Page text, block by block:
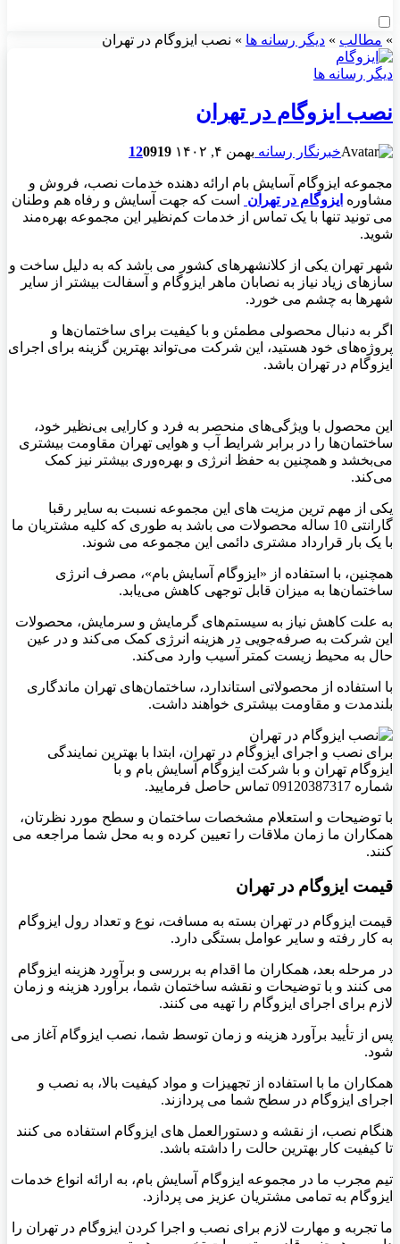
» مطالب » دیگر رسانه ها » نصب ایزوگام در تهران
دیگر رسانه ها
نصب ایزوگام در تهران
خبرنگار رسانه بهمن ۴, ۱۴۰۲ 120919
مجموعه ایزوگام آسایش بام ارائه دهنده خدمات نصب، فروش و
مشاوره ایزوگام در تهران
است که جهت آسایش و رفاه هم وطنان
می تونید تنها با یک تماس از خدمات کم‌نظیر این مجموعه بهره‌مند
شوید.
شهر تهران یکی از کلانشهرهای کشور می باشد که به دلیل ساخت و
سازهای زیاد نیاز به نصابان ماهر ایزوگام و آسفالت بیشتر از سایر
شهرها به چشم می خورد.
اگر به دنبال محصولی مطمئن و با کیفیت برای ساختمان‌ها و
پروژه‌های خود هستید، این شرکت می‌تواند بهترین گزینه برای اجرای
ایزوگام در تهران باشد.
این محصول با ویژگی‌های منحصر به فرد و کارایی بی‌نظیر خود،
ساختمان‌ها را در برابر شرایط آب و هوایی تهران مقاومت بیشتری
می‌بخشد و همچنین به حفظ انرژی و بهره‌وری بیشتر نیز کمک
می‌کند.
یکی از مهم ترین مزیت های این مجموعه نسبت به سایر رقبا
گارانتی 10 ساله محصولات می باشد به طوری که کلیه مشتریان ما
با یک بار قرارداد مشتری دائمی این مجموعه می شوند.
همچنین، با استفاده از «ایزوگام آسایش بام»، مصرف انرژی
ساختمان‌ها به میزان قابل توجهی کاهش می‌یابد.
به علت کاهش نیاز به سیستم‌های گرمایش و سرمایش، محصولات
این شرکت به صرفه‌جویی در هزینه انرژی کمک می‌کند و در عین
حال به محیط زیست کمتر آسیب وارد می‌کند.
با استفاده از محصولاتی استاندارد، ساختمان‌های تهران ماندگاری
بلندمدت و مقاومت بیشتری خواهند داشت.
برای نصب و اجرای ایزوگام در تهران، ابتدا با بهترین نمایندگی
ایزوگام تهران و با شرکت ایزوگام آسایش بام و با
شماره 09120387317 تماس حاصل فرمایید.
با توضیحات و استعلام مشخصات ساختمان و سطح مورد نظرتان،
همکاران ما زمان ملاقات را تعیین کرده و به محل شما مراجعه می
کنند.
قیمت ایزوگام در تهران
قیمت ایزوگام در تهران بسته به مسافت، نوع و تعداد رول ایزوگام
به کار رفته و سایر عوامل بستگی دارد.
در مرحله بعد، همکاران ما اقدام به بررسی و برآورد هزینه ایزوگام
می کنند و با توضیحات و نقشه ساختمان شما، برآورد هزینه و زمان
لازم برای اجرای ایزوگام را تهیه می کنند.
پس از تأیید برآورد هزینه و زمان توسط شما، نصب ایزوگام آغاز می
شود.
همکاران ما با استفاده از تجهیزات و مواد کیفیت بالا، به نصب و
اجرای ایزوگام در سطح شما می پردازند.
هنگام نصب، از نقشه و دستورالعمل های ایزوگام استفاده می کنند
تا کیفیت کار بهترین حالت را داشته باشد.
تیم مجرب ما در مجموعه ایزوگام آسایش بام، به ارائه انواع خدمات
ایزوگام به تمامی مشتریان عزیز می پردازد.
ما تجربه و مهارت لازم برای نصب و اجرا کردن ایزوگام در تهران را